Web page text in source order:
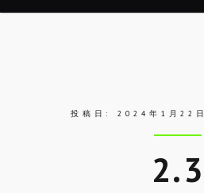
投稿日:2024年1月22日
2.3